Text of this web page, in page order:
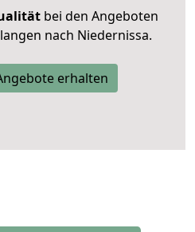
bei den Angeboten
nach Niedernissa.
erhalten